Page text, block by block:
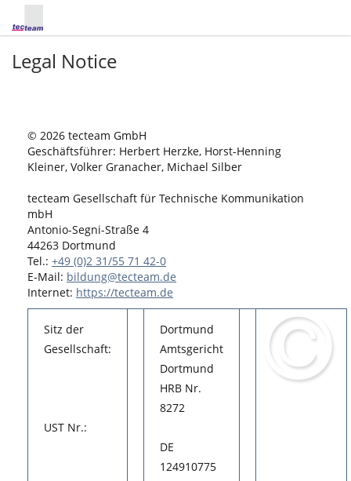
Legal Notice
© 2026 tecteam GmbH
Geschäftsführer: Herbert Herzke, Horst-Henning
Kleiner, Volker Granacher, Michael Silber
tecteam Gesellschaft für Technische Kommunikation
mbH
Antonio-Segni-Straße 4
44263 Dortmund
Tel.: +49 (0)2 31/55 71 42-0
E-Mail: bildung@tecteam.de
Internet: https://tecteam.de
Sitz der
Gesellschaft:
UST Nr.:
Dortmund
Amtsgericht
Dortmund
HRB Nr.
8272
DE
124910775